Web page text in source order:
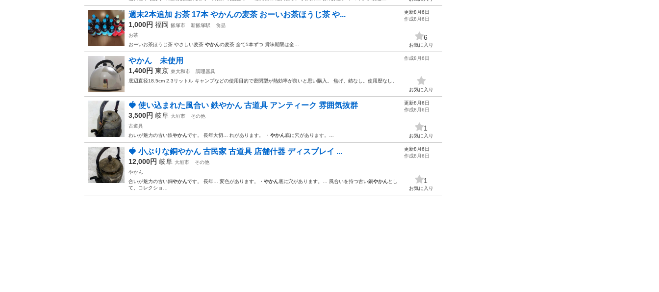
週末2本追加 お茶 17本 やかんの麦茶 おーいお茶ほうじ茶 や...
1,000円 福岡 飯塚市 新飯塚駅
食品
お茶
おーいお茶ほうじ茶 やさしい麦茶 やかんの麦茶 全て5本ずつ 賞味期限は全…
更新8月6日
作成8月6日
6
お気に入り
やかん 未使用
1,400円 東京 東大和市
調理器具
底辺直径18.5cm 2.3リットル キャンプなどの使用目的で密閉型が熱効率が良いと思い購入。 焦げ、錆なし。使用歴なし。
作成8月6日
お気に入り
🍓 使い込まれた風合い 鉄やかん 古道具 アンティーク 雰囲気抜群
3,500円 岐阜 大垣市
その他
古道具
わいが魅力の古い鉄やかんです。 長年大切… れがあります。 ・ やかん底に穴があります。…
更新8月6日
作成8月6日
1
お気に入り
🍓 小ぶりな銅やかん 古民家 古道具 店舗什器 ディスプレイ ...
12,000円 岐阜 大垣市
その他
やかん
合いが魅力の古い銅やかんです。 長年… 変色があります。・ やかん底に穴があります。… 風合いを持つ古い銅やかんとし
て、コレクショ…
更新8月6日
作成8月6日
1
お気に入り